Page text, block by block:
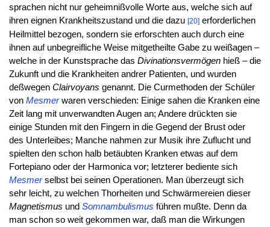
sprachen nicht nur geheimnißvolle Worte aus, welche sich auf
ihren eignen Krankheitszustand und die dazu [20]erforderlichen
Heilmittel bezogen, sondern sie erforschten auch durch eine
ihnen auf unbegreifliche Weise mitgetheilte Gabe zu weißagen –
welche in der Kunstsprache das Divinationsvermögenhieß – die
Zukunft und die Krankheiten andrer Patienten, und wurden
deßwegenClairvoyans genannt. Die Curmethoden der Schüler
von Mesmerwaren verschieden: Einige sahen die Kranken eine
Zeit lang mit unverwandten Augen an; Andere drückten sie
einige Stunden mit den Fingern in die Gegend der Brust oder
des Unterleibes; Manche nahmen zur Musik ihre Zuflucht und
spielten den schon halb betäubten Kranken etwas auf dem
Fortepiano oder der Harmonica vor; letzterer bediente sich
Mesmerselbst bei seinen Operationen. Man überzeugt sich
sehr leicht, zu welchen Thorheiten und Schwärmereien dieser
Magnetismus und Somnambulismus führen mußte. Denn da
man schon so weit gekommen war, daß man die Wirkungen